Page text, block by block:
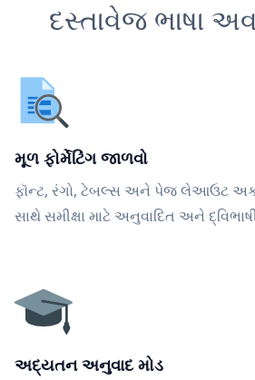
દસ્તાવેજ ભાષા
મૂળ ફોર્મેટિંગ જાળવો
ફૉન્ટ, રંગો, ટેબલ્સ અને પેજ લેઆઉટ
સાથે સમીક્ષા માટે અનુવાદિત અને
અદ્યતન અનુવાદ મોડ